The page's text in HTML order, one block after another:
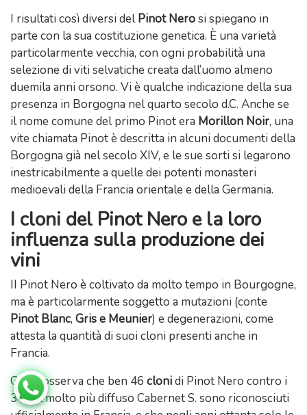
I risultati così diversi delPinot Nerosi spiegano in
parte con la sua costituzione genetica. È una varietà
particolarmente vecchia, con ogni probabilità una
selezione di viti selvatiche creata dall’uomo almeno
duemila anni orsono. Vi è qualche indicazione della sua
presenza in Borgogna nel quarto secolo d.C. Anche se
il nome comune del primo Pinot era Morillon Noir, una
vite chiamata Pinot è descritta in alcuni documenti della
Borgogna già nel secolo XIV, e le sue sorti si legarono
inestricabilmente a quelle dei potenti monasteri
medioevali della Francia orientale e della Germania.
I cloni del Pinot Nero e la loro
influenza sulla produzione dei
vini
II Pinot Nero è coltivato da molto tempo in Bourgogne,
ma è particolarmente soggetto a mutazioni (conte
Pinot Blanc, Gris e Meunier) e degenerazioni, come
attesta la quantità di suoi cloni presenti anche in
Francia.
Galet, osserva che ben 46 clonidi Pinot Nero contro i
34 del molto più diffuso Cabernet S. sono riconosciuti